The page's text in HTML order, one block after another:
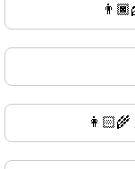
👩🏻‍🌾